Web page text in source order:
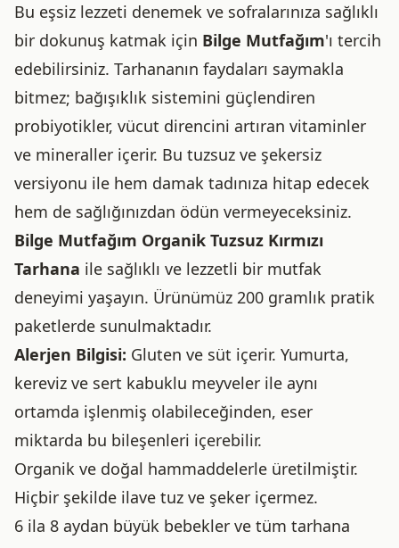
Bu eşsiz lezzeti denemek ve sofralarınıza sağlıklı
bir dokunuş katmak için Bilge Mutfağım'ı tercih
edebilirsiniz. Tarhananın faydaları saymakla
bitmez; bağışıklık sistemini güçlendiren
probiyotikler, vücut direncini artıran vitaminler
ve mineraller içerir. Bu tuzsuz ve şekersiz
versiyonu ile hem damak tadınıza hitap edecek
hem de sağlığınızdan ödün vermeyeceksiniz.
Bilge Mutfağım Organik Tuzsuz Kırmızı
Tarhana ile sağlıklı ve lezzetli bir mutfak
deneyimi yaşayın. Ürünümüz 200 gramlık pratik
paketlerde sunulmaktadır.
Alerjen Bilgisi: Gluten ve süt içerir. Yumurta,
kereviz ve sert kabuklu meyveler ile aynı
ortamda işlenmiş olabileceğinden, eser
miktarda bu bileşenleri içerebilir.
Organik ve doğal hammaddelerle üretilmiştir.
Hiçbir şekilde ilave tuz ve şeker içermez.
6 ila 8 aydan büyük bebekler ve tüm tarhana